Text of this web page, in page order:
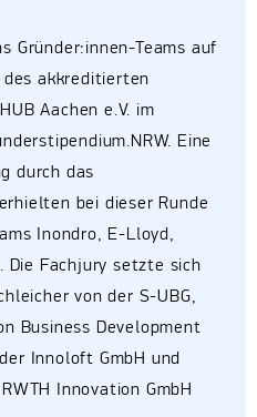
Gründer:innen-Teams auf
akkreditierten
Aachen e.V. im
Eine
durch das
bei dieser Runde
Inondro, E-Lloyd,
Die Fachjury setzte sich
von der S-UBG,
Business Development
Innoloft GmbH und
Innovation GmbH